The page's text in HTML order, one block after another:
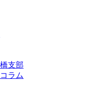
支部
ラム